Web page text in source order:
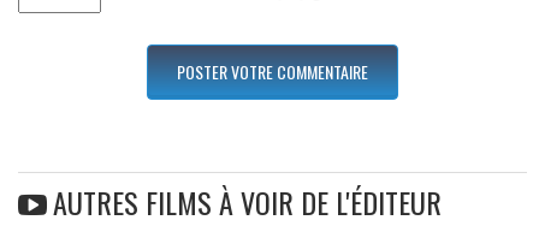
AUTRES FILMS À VOIR DE L'ÉDITEUR